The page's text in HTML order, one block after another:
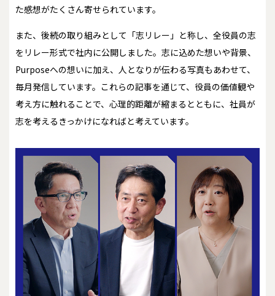
た感想がたくさん寄せられています。
また、後続の取り組みとして「志リレー」と称し、全役員の志
をリレー形式で社内に公開しました。志に込めた想いや背景、
Purposeへの想いに加え、人となりが伝わる写真もあわせて、
毎月発信しています。これらの記事を通じて、役員の価値観や
考え方に触れることで、心理的距離が縮まるとともに、社員が
志を考えるきっかけになればと考えています。